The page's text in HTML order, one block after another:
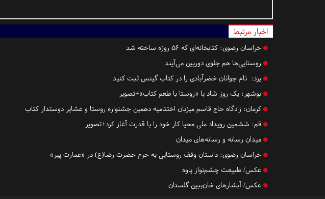
اخبار مرتبط
خراسان رضوی: کتابخانه‌ای که ۵۶ روزه ساخته شد
روستا‌یی‌ها هم جلوی دوربین می‌آیند
یزد: نام جوانان خضرآبادی را در کتاب گینس ثبت کنید
بوشهر: یک روز شاد با «روستا با طعم کتاب»+تصویر
کرمان: زادگاه حاج قاسم میزبان اختتامیه دهمین جشنواره روستا و عشایر دوستدار کتاب
قم: ششمین رویداد ملی محیا کار خود را با قدرت آغاز کرد+تصویر
میدان رسانه و رسانه‌های میدان
خراسان رضوی: داستان وقف روستایی به حرم حضرت رضا(ع) در «عمارت پیر»
عکس/ طبیعت چشم‌نواز پاوه
عکس/ آبشارهای خان‌ببین گلستان